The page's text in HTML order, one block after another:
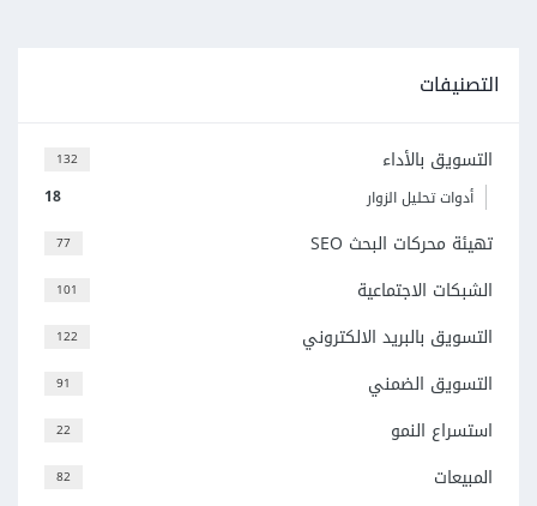
التصنيفات
132 التسويق بالأداء
18 أدوات تحليل الزوار
77 تهيئة محركات البحث SEO
101 الشبكات الاجتماعية
122 التسويق بالبريد الالكتروني
91 التسويق الضمني
22 استسراع النمو
82 المبيعات